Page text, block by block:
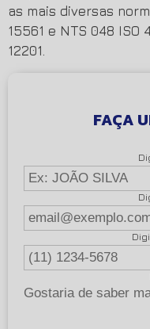
as mais diversas
15561 e NTS 048 ISO
12201.
FAÇA